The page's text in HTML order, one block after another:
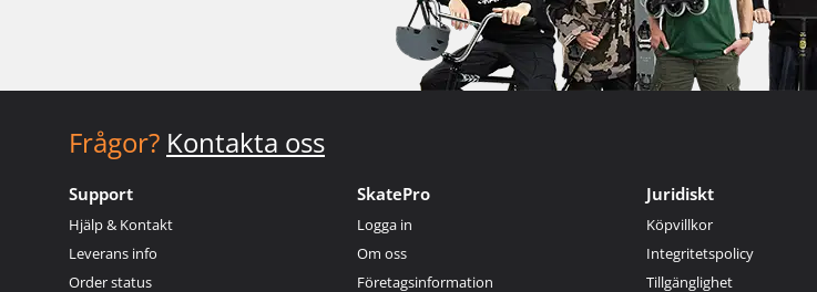
Frågor? Kontakta oss
Support
Hjälp & Kontakt
Leverans info
Order status
SkatePro
Logga in
Om oss
Företagsinformation
Juridiskt
Köpvillkor
Integritetspolicy
Tillgänglighet